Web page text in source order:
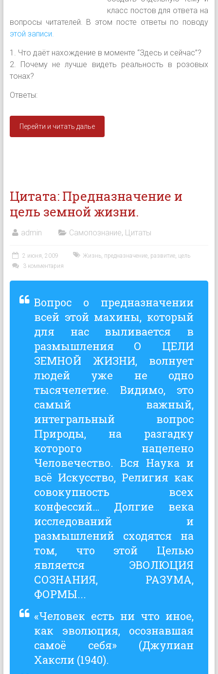
класc постов для ответа на
вопросы читателей. В этом посте ответы по поводу
этой записи.
1. Что даёт нахождение в моменте “Здесь и сейчас”?
2. Почему не лучше видеть реальность в розовых
тонах?
Ответы:
Перейти и читать далье
Цитата: Предназначение и
цель земной жизни.
admin Самопознание, Цитаты
2 июня, 2009 Жизнь, предназначение, развитие, цель
3 комментария
Вопрос о предназначении
всей этой махины, который
для нас выливается в
размышления О ЦЕЛИ
ЗЕМНОЙ ЖИЗНИ, волнует
людей уже не одно
тысячелетие. Видимо, это
самый важный,
интегральный вопрос
Природы, на разгадку
которого нацелено
Человечество. Вся Наука и
всё Искусство, Религия как
совокупность всех
конфессий… Долгие века
исследований и
размышлений сходятся на
том, что этой Целью
является ЭВОЛЮЦИЯ
СОЗНАНИЯ, РАЗУМА,
ФОРМЫ...
«Человек есть ни что иное,
как эволюция, осознавшая
самоё себя» (Джулиан
Хаксли (1940).